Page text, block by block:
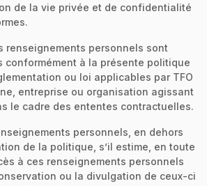
de la vie privée et de confidentialité
renseignements personnels sont
conformément à la présente politique
ou loi applicables par TFO
entreprise ou organisation agissant
le cadre des ententes contractuelles.
personnels, en dehors
de la politique, s’il estime, en toute
à ces renseignements personnels
ou la divulgation de ceux-ci